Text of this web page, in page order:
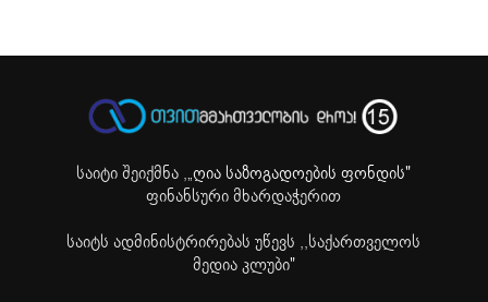
საიტი შეიქმნა ,„ღია საზოგადოების ფონდის"
ფინანსური მხარდაჭერით
საიტს ადმინისტრირებას უწევს ,,საქართველოს
მედია კლუბი"